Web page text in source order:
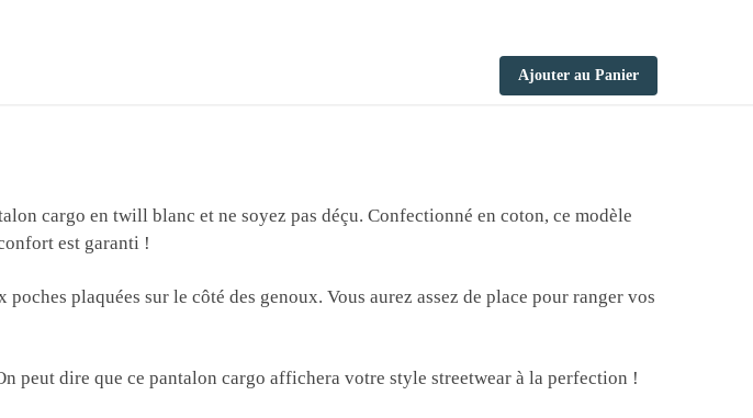
Ajouter au Panier
cargo en twill blanc et ne soyez pas déçu. Confectionné en coton, ce modèle
est garanti !
plaquées sur le côté des genoux. Vous aurez assez de place pour ranger vos
peut dire que ce pantalon cargo affichera votre style streetwear à la perfection !